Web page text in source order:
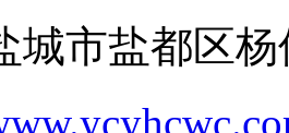
城市盐都区